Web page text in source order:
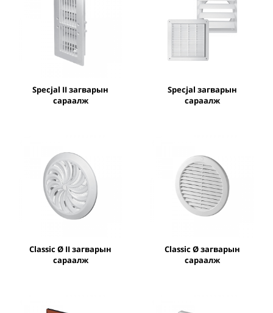
Specjal II загварын
сараалж
Specjal загварын
сараалж
Classic Ø II загварын
сараалж
Classic Ø загварын
сараалж